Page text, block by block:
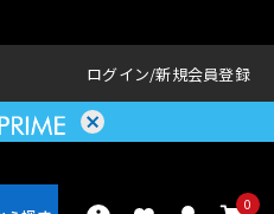
ログイン 新規会員登録
0